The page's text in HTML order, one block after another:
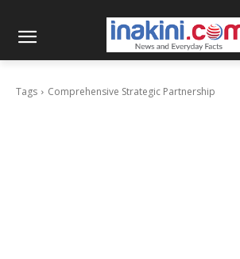
Tags Comprehensive Strategic Partnership